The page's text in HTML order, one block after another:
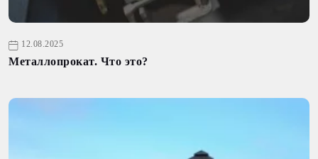
12.08.2025
Металлопрокат. Что это?